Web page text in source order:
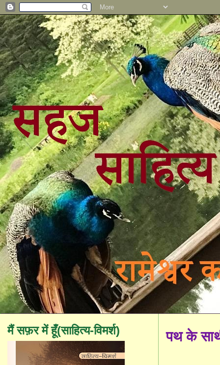
पथ के
मैं सफ़र में हूँ(साहित्य-विमर्श)